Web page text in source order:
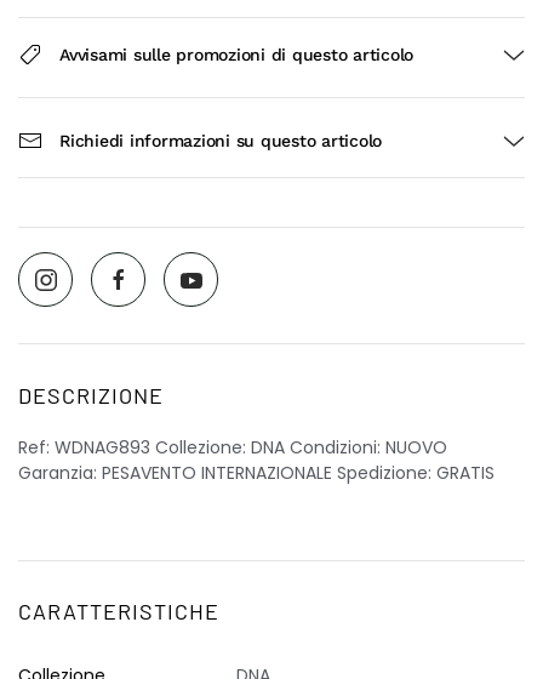
Avvisami sulle promozioni di questo articolo
Richiedi informazioni su questo articolo
DESCRIZIONE
Ref: WDNAG893 Collezione: DNA Condizioni: NUOVO
Garanzia: PESAVENTO INTERNAZIONALE Spedizione: GRATIS
CARATTERISTICHE